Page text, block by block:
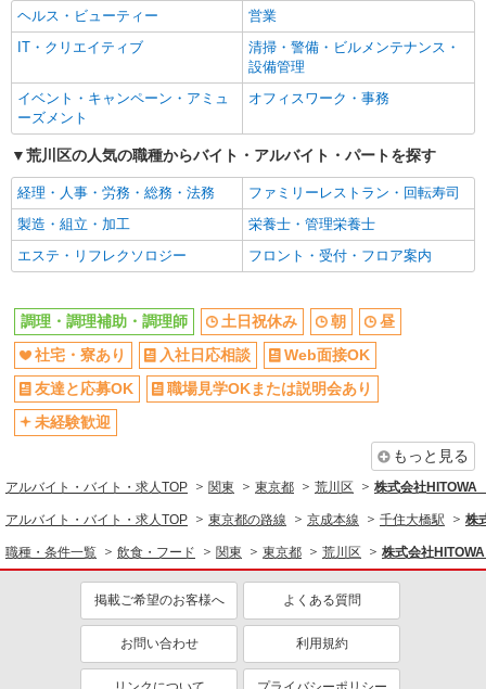
友達と応募OK
職場見学OKまたは説明会あり
未経験歓迎
経験者・有資格者歓迎
新卒・第二新卒歓迎
女性活躍中
主婦・主夫歓迎
学歴不問
ブランクOK
ミドル（40代～）活躍中
エルダー（50代～）活躍中
シニア（60代～）活躍中
ボーナス・賞与あり
昇給あり
時間固定シフト制
時間や曜日が選べる・シフト自由
禁煙・分煙
交通費支給
社会保険あり
家賃補助・住宅手当有
まかない・食事補助
産休・育休取得実績あり
退職金・財形貯蓄制度あり
各種手当（家族・役職・インセン
ティブなど）あり
社割・特典あり
社員登用あり
同じ職種から求人を探す
飲食・フード
調理・調理補助・調理師
同じ特徴から求人を探す
土日祝休み
社宅・寮あり
ヘルス・ビューティー
営業
IT・クリエイティブ
清掃・警備・ビルメンテナンス・
設備管理
イベント・キャンペーン・アミュ
ーズメント
オフィスワーク・事務
荒川区の人気の職種からバイト・アルバイト・パートを探す
経理・人事・労務・総務・法務
ファミリーレストラン・回転寿司
製造・組立・加工
栄養士・管理栄養士
エステ・リフレクソロジー
フロント・受付・フロア案内
調理・調理補助・調理師 土日祝休み 朝
昼
社宅・寮あり
入社日応相談
Web面接OK
友達と応募OK
職場見学OKまたは説明会あり
未経験歓迎
もっと見る
アルバイト・バイト・求人TOP 関東 東京都 荒川区 株式会社HITOWA
アルバイト・バイト・求人TOP 東京都の路線 京成本線 千住大橋駅 株
職種・条件一覧 飲食・フード 関東 東京都 荒川区 株式会社
掲載ご希望のお客様へ よくある質問
お問い合わせ 利用規約